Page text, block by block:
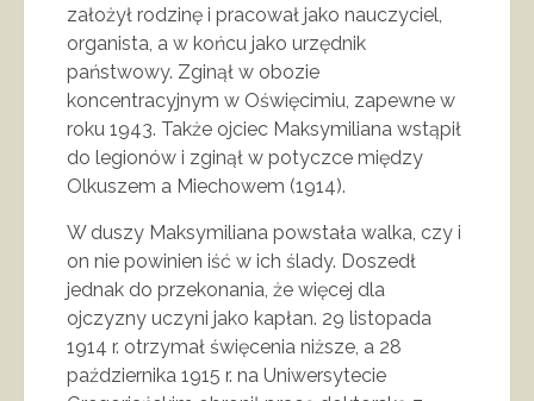
założył rodzinę i pracował jako nauczyciel,
organista, a w końcu jako urzędnik
państwowy. Zginął w obozie
koncentracyjnym w Oświęcimiu, zapewne w
roku 1943. Także ojciec Maksymiliana wstąpił
do legionów i zginął w potyczce między
Olkuszem a Miechowem (1914).
W duszy Maksymiliana powstała walka, czy i
on nie powinien iść w ich ślady. Doszedł
jednak do przekonania, że więcej dla
ojczyzny uczyni jako kapłan. 29 listopada
1914 r. otrzymał święcenia niższe, a 28
października 1915 r. na Uniwersytecie